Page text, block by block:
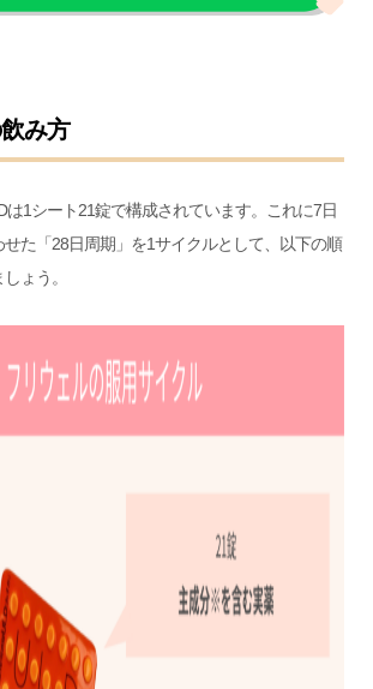
み方
は1シート21錠で構成されています。これに7日
せた「28日周期」を1サイクルとして、以下の順
ょう。